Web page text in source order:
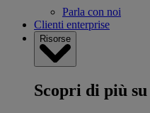
Parla con noi
Clienti enterprise
Risorse
Scopri di più